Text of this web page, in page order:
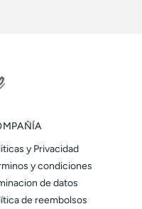
y Privacidad
y condiciones
de datos
de reembolsos